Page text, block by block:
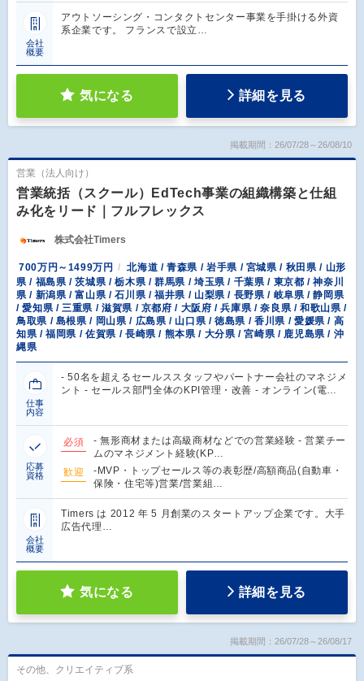
会社
概要
アウトソーシング・コンタクトセンター事業を手掛ける外資
系企業です。 フランスで設立…
気になる 詳細を見る
掲載期間：26/07/28～26/08/10
営業（法人向け）
営業統括（スクール）EdTech事業の組織構築と仕組
み化をリード｜フルフレックス
株式会社Timers
700万円～1499万円
北海道 / 青森県 / 岩手県 / 宮城県 / 秋田県 / 山形
県 / 福島県 / 茨城県 / 栃木県 / 群馬県 / 埼玉県 / 千葉県 / 東京都 / 神奈川
県 / 新潟県 / 富山県 / 石川県 / 福井県 / 山梨県 / 長野県 / 岐阜県 / 静岡県
/ 愛知県 / 三重県 / 滋賀県 / 京都府 / 大阪府 / 兵庫県 / 奈良県 / 和歌山県 /
鳥取県 / 島根県 / 岡山県 / 広島県 / 山口県 / 徳島県 / 香川県 / 愛媛県 / 高
知県 / 福岡県 / 佐賀県 / 長崎県 / 熊本県 / 大分県 / 宮崎県 / 鹿児島県 / 沖
縄県
仕事
内容
- 50名を超えるセールススタッフやパートナー会社のマネジメ
ント - セールス部門全体のKPI管理・改善 - オンライン(電…
応募
資格
必須
- 無形商材または高級商材などでの営業経験 - 営業チー
ムのマネジメント経験(KP…
歓迎
-MVP・トップセールス等の表彰歴/高額商品(自動車・
保険・住宅等)営業/営業組…
会社
概要
Timers は 2012 年 5 月創業のスタートアップ企業です。大手
広告代理…
気になる 詳細を見る
掲載期間：26/07/28～26/08/17
その他、クリエイティブ系